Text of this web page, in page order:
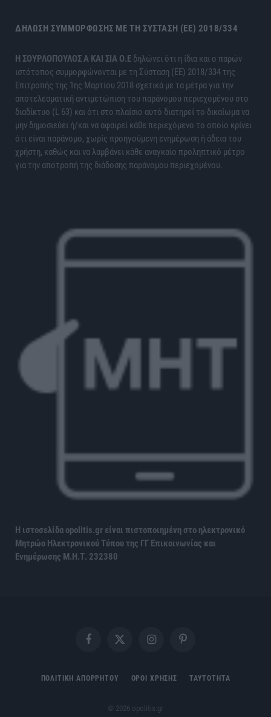
ΔΉΛΩΣΗ ΣΥΜΜΌΡΦΩΣΗΣ ΜΕ ΤΗ ΣΎΣΤΑΣΗ (ΕΕ) 2018/334
H ΣΟΥΡΛΟΠΟΥΛΟΣ Α ΚΑΙ ΣΙΑ Ο.Ε δηλώνει ότι η ίδια και ο παρών
ιστότοπος συμμορφώνονται με τη Σύσταση (ΕΕ) 2018/334 της
Επιτροπής της 1ης Μαρτίου 2018 σχετικά με τα μέτρα για την
αποτελεσματική αντιμετώπιση του παράνομου περιεχομένου στο
διαδίκτυο (L 63) και ότι στο πλαίσιο αυτό διατηρεί το δικαίωμα να
μην δημοσιεύει ή/και να αφαιρεί κάθε περιεχόμενο το οποίο κρίνει
ότι είναι παράνομο, χωρίς προηγούμενη ενημέρωση ή άδεια του
χρήστη, καθώς και να λαμβάνει κάθε αναγκαίο προληπτικό μέτρο
για την αποτροπή της διάδοσης παράνομου περιεχομένου.
Η ιστοσελίδα opolitis.gr είναι πιστοποιημένη στο ηλεκτρονικό
Μητρώο Ηλεκτρονικού Τύπου της ΓΓ Επικοινωνίας και
Ενημέρωσης Μ.Η.Τ. 232380
FacebookX
InstagramPinterest
ΠΟΛΙΤΙΚΗ ΑΠΟΡΡΗΤΟΥ ΟΡΟΙ ΧΡΗΣΗΣ ΤΑΥΤΟΤΗΤΑ
© 2026 opolitis.gr